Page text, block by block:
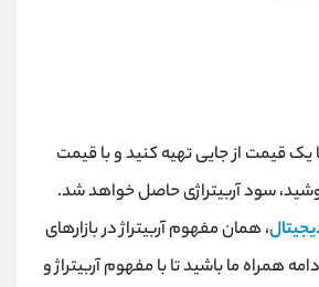
یک قیمت از جایی تهیه کنید و با قیمت
سود آربیتراژی حاصل خواهد شد.
، همان مفهوم آربیتراژ در بازارهای
همراه ما باشید تا با مفهوم آربیتراژ و
021-22021030
90001030
@alireza.mehrabii
@alirezamehrabi_com